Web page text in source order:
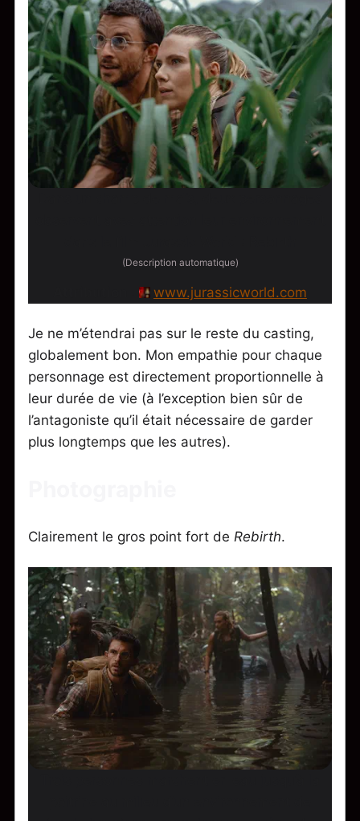
(Description automatique)
www.jurassicworld.com
Je ne m’étendrai pas sur le reste du casting,
globalement bon. Mon empathie pour chaque
personnage est directement proportionnelle à
leur durée de vie (à l’exception bien sûr de
l’antagoniste qu’il était nécessaire de garder
plus longtemps que les autres).
Clairement le gros point fort de Rebirth.